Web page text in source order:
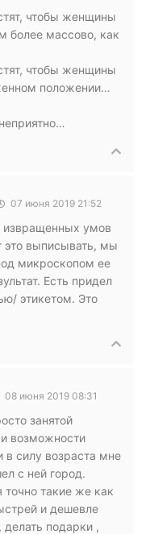
чтобы женщины
более массово, как
чтобы женщины
положении…
07 июня 2019 21:52
извращенных умов
это выписывать, мы
микроскопом ее
Есть придел
этикетом. Это
08 июня 2019 08:31
занятой
возможности
силу возраста мне
с ней город.
точно такие же как
и дешевле
подарки ,